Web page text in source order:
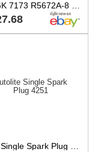
4 pc NGK 7173 R5672A-8 V-Power Racing Spark Plugs for W3D W24EP-U C61YC C61Y rh
Autolite Single Spark Plug 4251